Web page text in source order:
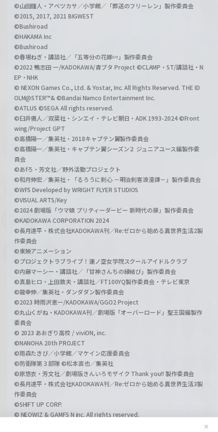
✕
©山田鐘人・アベツカサ／小学館／「葬送のフリーレン」製作委員会
©2015, 2017, 2021 BIGWEST
©Bushiroad
©HAKAMA Inc
©Bushiroad
©春場ねぎ・講談社／「五等分の花嫁∽」製作委員会
©2022 鴨志田 一/KADOKAWA/青ブタ Project ©CLAMP・ST/講談社・N
EP・NHK
© NEXON Games Co., Ltd. & Yostar, Inc. All Rights Reserved. THE ID
OLM@STER™& ©Bandai Namco Entertainment Inc.
©ATLUS ©SEGA All rights reserved.
©臼井儀人／双葉社・シンエイ・テレビ朝日・ADK 1993-2024 ©Front
wing/Project GPT
©高橋陽一／集英社・2018キャプテン翼製作委員会
©高橋陽一／集英社・キャプテン翼シーズン２ ジュニアユース編製作委
員会
©あfろ・芳文社／野外活動プロジェクト
©和月伸宏／集英社・「るろうに剣心 －明治剣客浪漫譚－」製作委員会
©WFS Developed by WRIGHT FLYER STUDIOS
©VISUAL ARTS/Key
©2024 劇場版「ウマ娘 プリティーダービー 新時代の扉」製作委員会
©KADOKAWA CORPORATION 2024
©長月達平・株式会社KADOKAWA刊／Re:ゼロから始める異世界生活2製
作委員会
©東映アニメーション
©プロジェクトラブライブ！蓮ノ空女学院スクールアイドルクラブ
©内藤マーシー・講談社／「甘神さんちの縁結び」製作委員会
©真島ヒロ・上田敦夫・講談社／FT100YQ製作委員会・テレビ東京
©龍幸伸／集英社・ダンダダン製作委員会
©2023 時雨沢恵一/KADOKAWA/GGO2 Project
©丸山くがね・KADOKAWA刊／劇場版「オーバーロード」聖王国編製作
委員会
© 2023 あおぎり高校 / viviON, inc.
©NANOHA 20th PROJECT
©雨森たきび／小学館／マケイン応援委員会
©防衛隊第３部隊 ©松本直也／集英社
©原悠衣・芳文社／劇場版きんいろモザイク Thank you!! 製作委員会
©長月達平・株式会社KADOKAWA刊／Re:ゼロから始める異世界生活3製
作委員会
©SHIFT UP CORP.
© NEOWIZ & GAMFS N inc. All rights reserved.